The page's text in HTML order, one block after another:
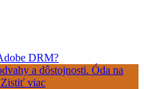
DRM?